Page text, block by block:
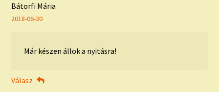
Bátorfi Mária
2018-06-30
Már készen állok a nyitásra!
Válasz